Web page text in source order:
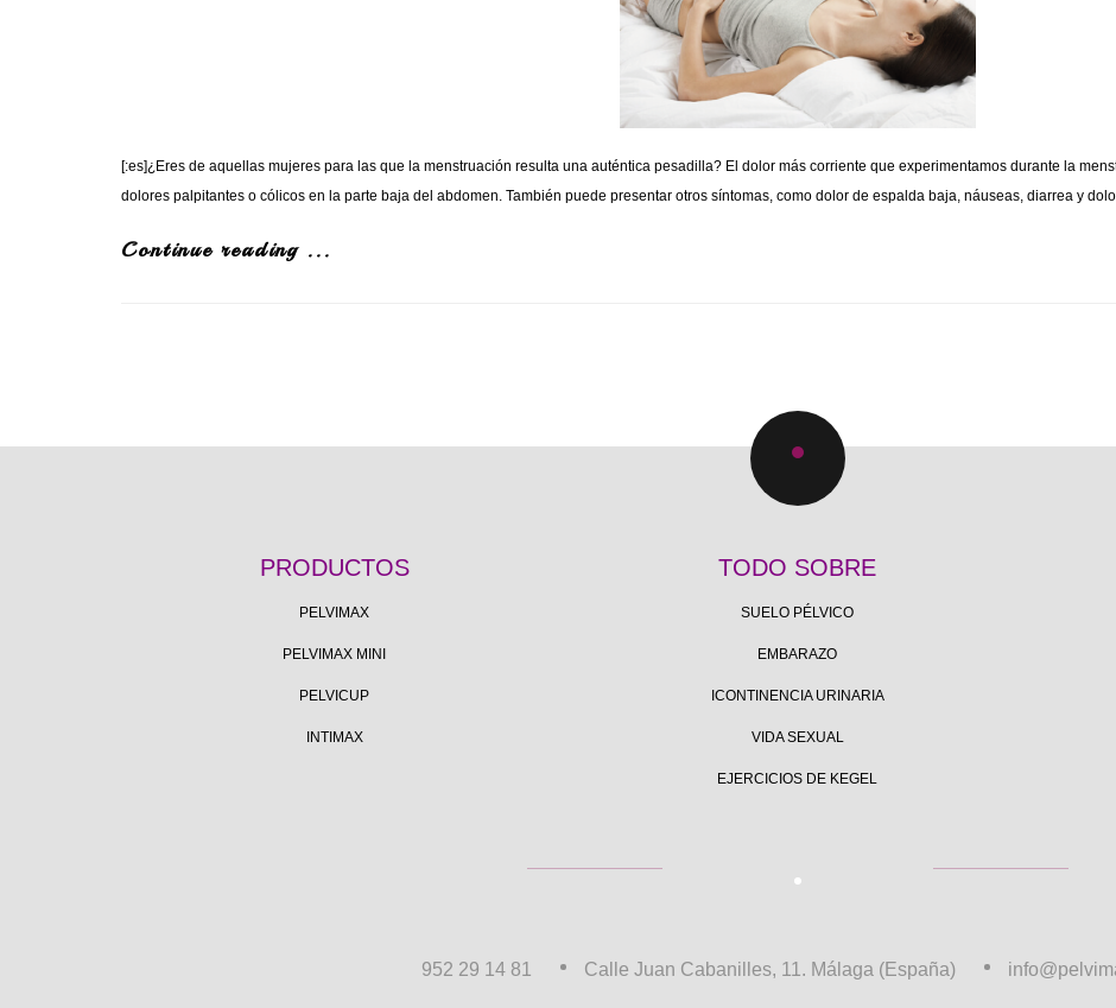
[:es]¿Eres de aquellas mujeres para las que la menstruación resulta una auténtica pesadilla? El dolor más corriente que experimentamos durante la
dolores palpitantes o cólicos en la parte baja del abdomen. También puede presentar otros síntomas, como dolor de espalda baja, náuseas, diarrea y
Continue reading ...
PRODUCTOS
PELVIMAX
PELVIMAX MINI
PELVICUP
INTIMAX
TODO SOBRE
SUELO PÉLVICO
EMBARAZO
ICONTINENCIA URINARIA
VIDA SEXUAL
EJERCICIOS DE KEGEL
952 29 14 81 Calle Juan Cabanilles, 11. Málaga (España)